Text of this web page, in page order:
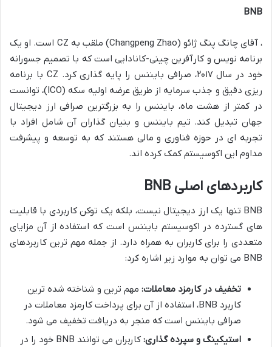
BNB
، آقای چانگ پنگ ژائو (Changpeng Zhao) ملقب به CZ است. او یک
برنامه نویس و کارآفرین چینی-کانادایی است که با تصمیم جسورانه
خود در سال ۲۰۱۷، صرافی بایننس را پایه گذاری کرد. CZ با برنامه
ریزی دقیق و جذب سرمایه از طریق عرضه اولیه سکه (ICO)، توانست
در کمتر از هشت ماه، بایننس را به بزرگترین صرافی ارز دیجیتال
جهان تبدیل کند. تیم بایننس و بنیان گذاران آن شامل افراد با
تجربه ای در حوزه فناوری و مالی هستند که به توسعه و پیشرفت
مداوم این اکوسیستم کمک کرده اند.
کاربردهای اصلی BNB
BNB تنها یک ارز دیجیتال نیست، بلکه یک توکن کاربردی با قابلیت
های گسترده در اکوسیستم بایننس است که استفاده از آن مزایای
متعددی را برای کاربران به همراه دارد. از جمله مهم ترین کاربردهای
BNB می توان به موارد زیر اشاره کرد:
تخفیف در کارمزد معاملات: مهم ترین و شناخته شده ترین
کاربرد BNB، استفاده از آن برای پرداخت کارمزد معاملات در
صرافی بایننس است که منجر به دریافت تخفیف می شود.
استیکینگ و سپرده گذاری:
کاربران می توانند BNB خود را در